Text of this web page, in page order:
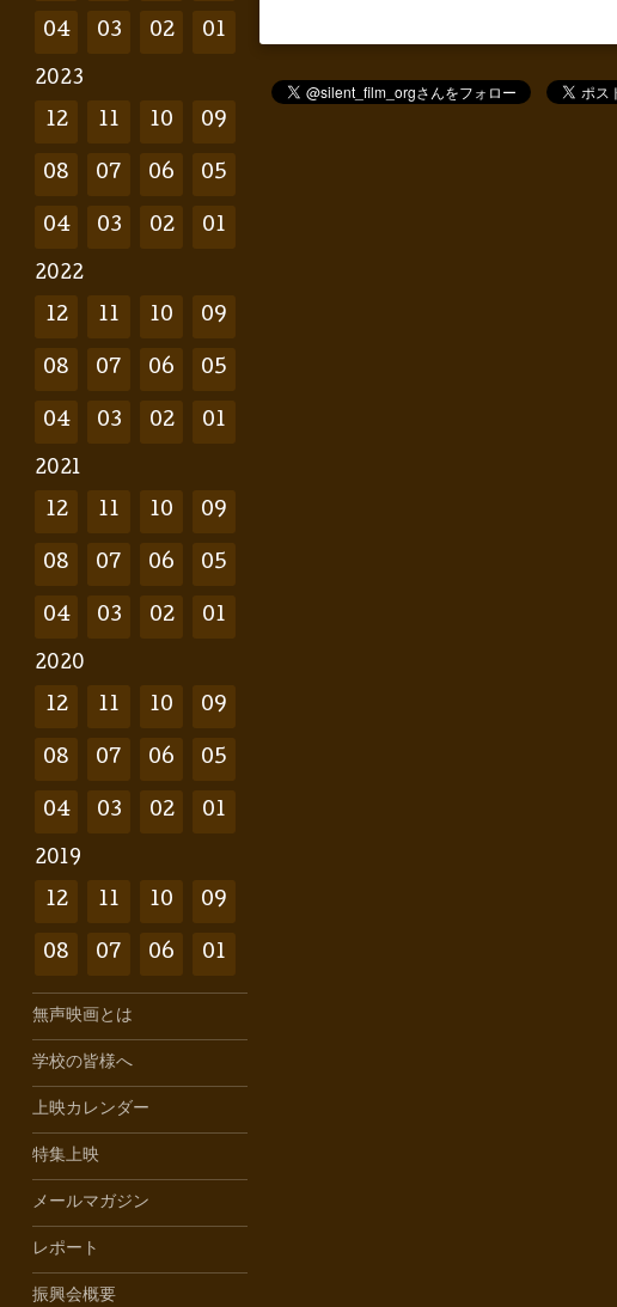
04 03 02 01
2023
12 11 10 09
08 07 06 05
04 03 02 01
2022
12 11 10 09
08 07 06 05
04 03 02 01
2021
12 11 10 09
08 07 06 05
04 03 02 01
2020
12 11 10 09
08 07 06 05
04 03 02 01
2019
12 11 10 09
08 07 06 01
無声映画とは
学校の皆様へ
上映カレンダー
特集上映
メールマガジン
レポート
振興会概要